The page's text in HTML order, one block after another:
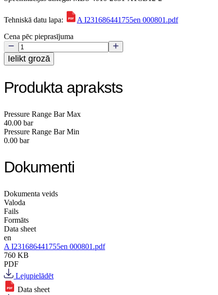
Tehniskā datu lapa:
A I231686441755en 000801.pdf
Cena pēc pieprasījuma
Ielikt grozā
Produkta apraksts
Pressure Range Bar Max
40.00 bar
Pressure Range Bar Min
0.00 bar
Dokumenti
Dokumenta veids
Valoda
Fails
Formāts
Data sheet
en
A I231686441755en 000801.pdf
760 KB
PDF
Lejupielādēt
Data sheet